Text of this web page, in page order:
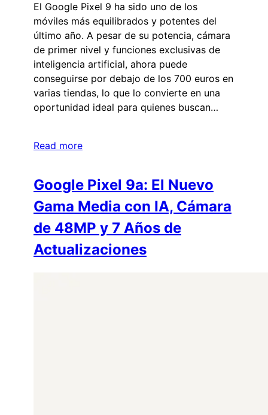
El Google Pixel 9 ha sido uno de los
móviles más equilibrados y potentes del
último año. A pesar de su potencia, cámara
de primer nivel y funciones exclusivas de
inteligencia artificial, ahora puede
conseguirse por debajo de los 700 euros en
varias tiendas, lo que lo convierte en una
oportunidad ideal para quienes buscan…
Read more
Google Pixel 9a: El Nuevo
Gama Media con IA, Cámara
de 48MP y 7 Años de
Actualizaciones